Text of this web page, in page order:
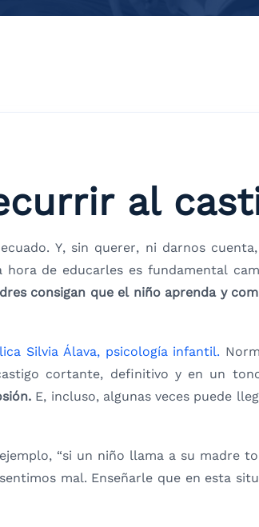
al
Y, sin querer, ni darnos
de educarles es fundamental
consigan que el niño aprenda y
Silvia Álava, psicología infantil.
cortante, definitivo y en un
E, incluso, algunas veces puede
“si un niño llama a su madre
mal. Enseñarle que en esta